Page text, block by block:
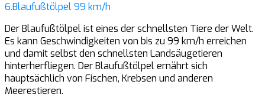
6.Blaufußtölpel 99 km/h
Der Blaufußtölpel ist eines der schnellsten Tiere der Welt.
Es kann Geschwindigkeiten von bis zu 99 km/h erreichen
und damit selbst den schnellsten Landsäugetieren
hinterherfliegen. Der Blaufußtölpel ernährt sich
hauptsächlich von Fischen, Krebsen und anderen
Meerestieren.